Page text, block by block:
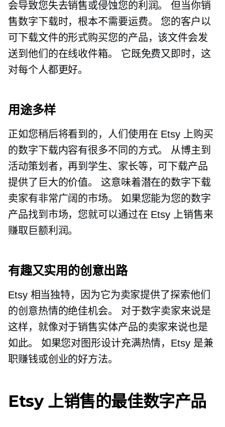
会导致您失去销售或侵蚀您的利润。 但当你销
售数字下载时，根本不需要运费。 您的客户以
可下载文件的形式购买您的产品，该文件会发
送到他们的在线收件箱。 它既免费又即时，这
对每个人都更好。
用途多样
正如您稍后将看到的，人们使用在 Etsy 上购买
的数字下载内容有很多不同的方式。 从博主到
活动策划者，再到学生、家长等，可下载产品
提供了巨大的价值。 这意味着潜在的数字下载
卖家有非常广阔的市场。 如果您能为您的数字
产品找到市场，您就可以通过在 Etsy 上销售来
赚取巨额利润。
有趣又实用的创意出路
Etsy 相当独特，因为它为卖家提供了探索他们
的创意热情的绝佳机会。 对于数字卖家来说是
这样，就像对于销售实体产品的卖家来说也是
如此。 如果您对图形设计充满热情，Etsy 是兼
职赚钱或创业的好方法。
Etsy 上销售的最佳数字产品